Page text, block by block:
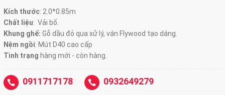
Kích thước: 2.0*0.85m
Chất liệu: Vải bố.
Khung ghế: Gỗ dầu đỏ qua xử lý, ván Flywood tạo dáng.
Nệm ngồi: Mút D40 cao cấp
Tình trạng hàng mới - còn hàng.
0911717178 0932649279